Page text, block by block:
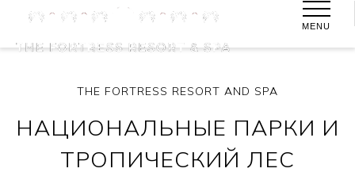
MENU
THE FORTRESS RESORT AND SPA
НАЦИОНАЛЬНЫЕ ПАРКИ И
ТРОПИЧЕСКИЙ ЛЕС